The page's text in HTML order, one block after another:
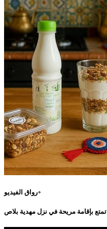
رواق الفيديو+
تمتع بإقامة مريحة في نزل مهدية بلاص